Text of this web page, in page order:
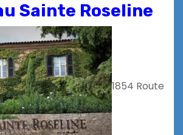
Sainte Roseline
1854 Route